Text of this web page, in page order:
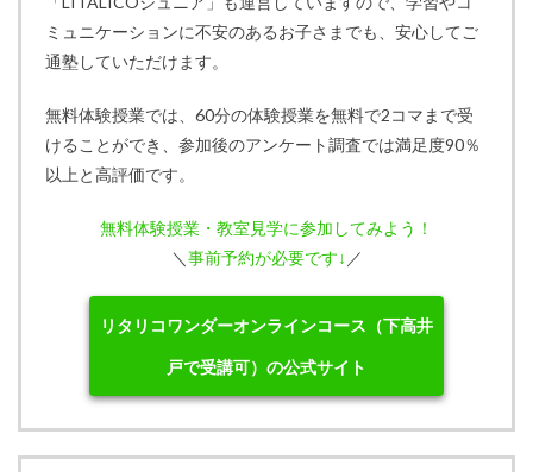
ミュニケーションに不安のあるお子さまでも、安心してご
通塾していただけます。
無料体験授業では、60分の体験授業を無料で2コマまで受
けることができ、参加後のアンケート調査では満足度90％
以上と高評価です。
無料体験授業・教室見学に参加してみよう！
＼ 事前予約が必要です↓ ／
リタリコワンダーオンラインコース（下高井
戸で受講可）の公式サイト